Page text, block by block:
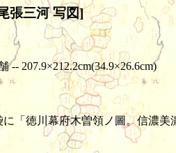
張三河 写図]
-- 207.9×212.2cm(34.9×26.6cm)
に「徳川幕府木曽領ノ圖。信濃